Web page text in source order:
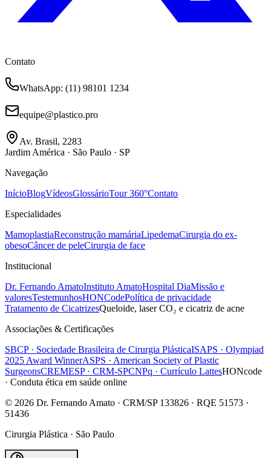
Contato
WhatsApp: (11) 98101 1234
equipe@plastico.pro
Av. Brasil, 2283
Jardim América · São Paulo · SP
Navegação
InícioBlogVídeosGlossárioTour 360°Contato
Especialidades
MamoplastiaReconstrução mamáriaLipedemaCirurgia do ex-
obesoCâncer de peleCirurgia de face
Institucional
Dr. Fernando AmatoInstituto AmatoHospital DiaMissão e
valoresTestemunhosHONCodePolítica de privacidade
Tratamento de CicatrizesQueloide, laser CO₂ e cicatriz de acne
Associações & Certificações
SBCP · Sociedade Brasileira de Cirurgia PlásticaISAPS · Olympiad
2025 Award WinnerASPS · American Society of Plastic
SurgeonsCREMESP · CRM-SPCNPq · Currículo LattesHONcode
· Conduta ética em saúde online
© 2026 Dr. Fernando Amato · CRM/SP 133826 · RQE 51573 ·
51436
Cirurgia Plástica · São Paulo